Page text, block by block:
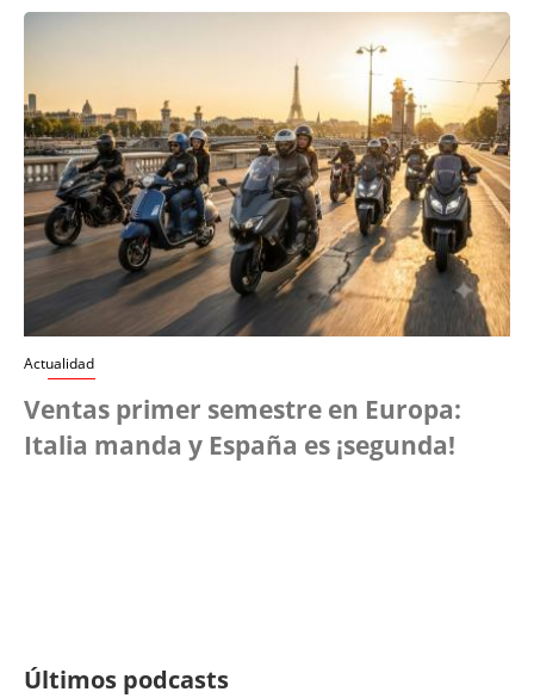
Actualidad
Ventas primer semestre en Europa:
Italia manda y España es ¡segunda!
Últimos podcasts